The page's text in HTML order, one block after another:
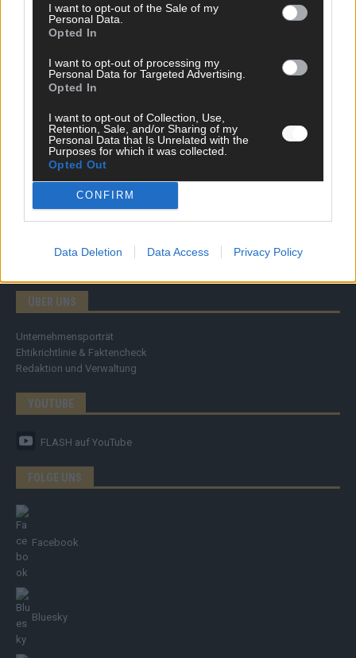
I want to opt-out of the Sale of my
Personal Data.
Opted In
I want to opt-out of processing my
Personal Data for Targeted Advertising.
Opted In
I want to opt-out of Collection, Use,
Retention, Sale, and/or Sharing of my
Personal Data that Is Unrelated with the
Purposes for which it was collected.
Opted Out
CONFIRM
Data Deletion Data Access Privacy Policy
DIREKT ZUM THEMA
Politik & Co
Tipps & Tricks
Brainpower
Specials
Meinung
Streams & Storys
ÜBER UNS
Unternehmensporträt
Ehtikrichtlinie & Faktencheck
Redaktion und Verwaltung
YOUTUBE
FLASH auf YouTube
FOLGE UNS
Facebook
Bluesky